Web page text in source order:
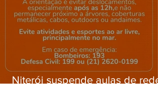
Niterói suspende aulas de rede